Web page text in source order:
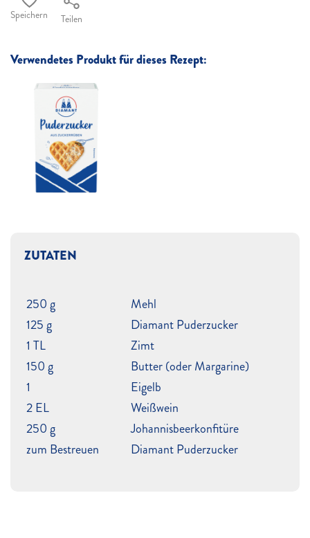
Speichern Teilen
Verwendetes Produkt für dieses Rezept:
ZUTATEN
250 g
Mehl
125 g
Diamant Puderzucker
1 TL
Zimt
150 g
Butter (oder Margarine)
1
Eigelb
2 EL
Weißwein
250 g
Johannisbeerkonfitüre
zum Bestreuen
Diamant Puderzucker